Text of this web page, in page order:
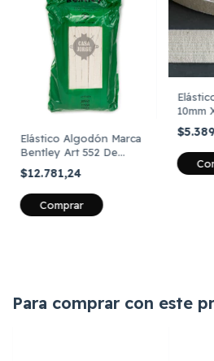
Elástico Algodón Marca
Bentley Art 552 De
11mm Por 50 Metros
$12.781,24
Comprar
10mm
Para comprar con este